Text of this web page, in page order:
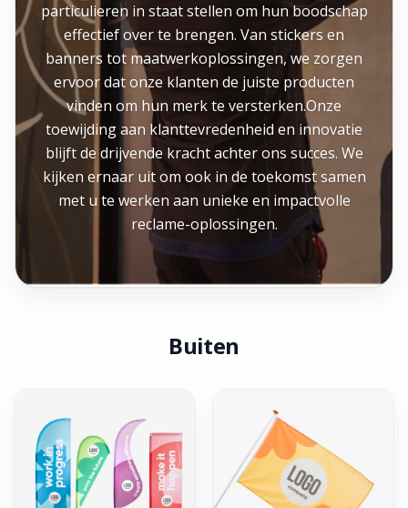
particulieren in staat stellen om hun boodschap
effectief over te brengen. Van stickers en
banners tot maatwerkoplossingen, we zorgen
ervoor dat onze klanten de juiste producten
vinden om hun merk te versterken.Onze
toewijding aan klanttevredenheid en innovatie
blijft de drijvende kracht achter ons succes. We
kijken ernaar uit om ook in de toekomst samen
met u te werken aan unieke en impactvolle
reclame-oplossingen.
Buiten